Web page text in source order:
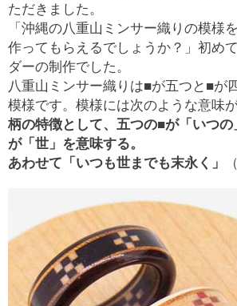
ただきました。
「沖縄の八重山ミンサー織りの模様
作ってもらえるでしょうか？」初め
ダーの制作でした。
八重山ミンサー織りは■が五つと■が
模様です。模様には次のような意味が
柄の特徴として、五つの■が「いつ
が「世」を意味する。
あわせて「いつも世までも末永く」